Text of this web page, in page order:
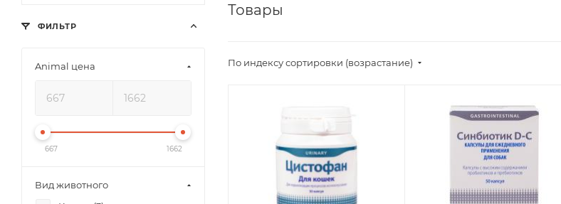
Товары
По индексу сортировки (возрастание)
ФИЛЬТР
Animal цена
667 1662
Вид животного